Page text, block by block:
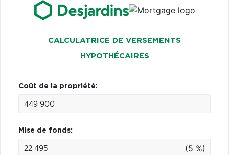
CALCULATRICE DE VERSEMENTS
HYPOTHÉCAIRES
Coût de la propriété:
Mise de fonds:
(5 %)